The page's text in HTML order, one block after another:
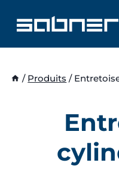
contenu
/ Produits /